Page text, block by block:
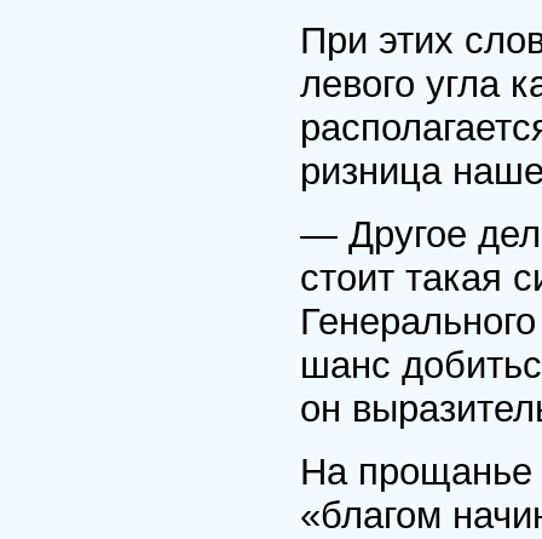
При этих
левого угла
ризница
— Другое
стоит такая
шанс
он
На прощанье
«благом